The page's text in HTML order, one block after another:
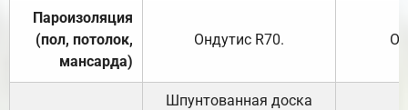
Пароизоляция
(пол, потолок,
мансарда)
Ондутис R70.
Шпунтованная доска